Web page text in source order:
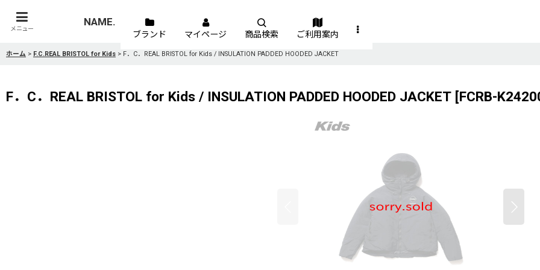
メニュー
NAME.
ブランド マイページ 商品検索 ご利用案内
ホーム > F.C.REAL BRISTOL for Kids > F．C．REAL BRISTOL for Kids / INSULATION PADDED HOODED JACKET
F．C．REAL BRISTOL for Kids / INSULATION PADDED HOODED JACKET [FCRB-